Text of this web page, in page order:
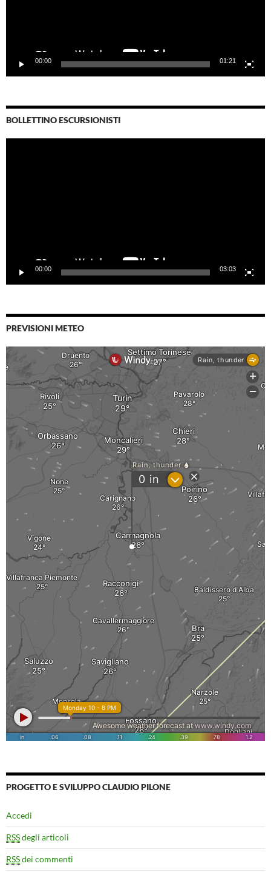
00:00 01:21
BOLLETTINO ESCURSIONISTI
00:00 03:03
PREVISIONI METEO
PROGETTO E SVILUPPO CLAUDIO PILONE
Accedi
RSSdegli articoli
RSSdei commenti